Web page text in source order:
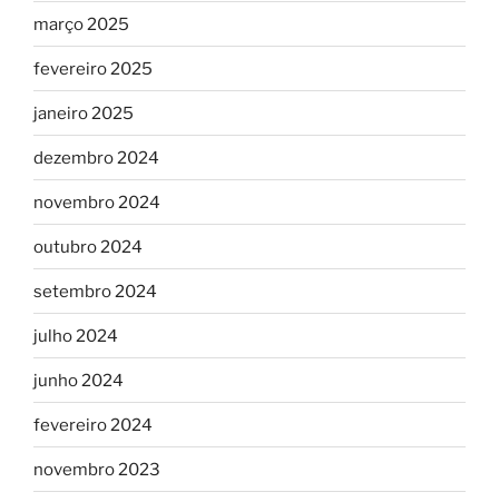
março 2025
fevereiro 2025
janeiro 2025
dezembro 2024
novembro 2024
outubro 2024
setembro 2024
julho 2024
junho 2024
fevereiro 2024
novembro 2023